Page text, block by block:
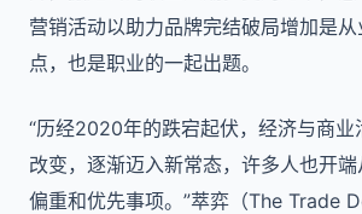
营销活动以助力品牌完结破局增加是
点，也是职业的一起出题。
“历经2020年的跌宕起伏，经济与商业
改变，逐渐迈入新常态，许多人也开
偏重和优先事项。”萃弈（The Trade